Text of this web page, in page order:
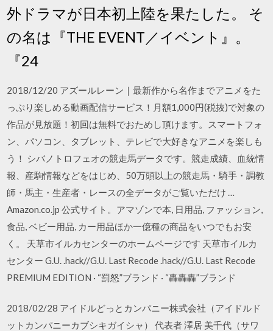
外ドラマが日本初上陸を果たした。 そ
の名は『THE EVENT／イベント』。
『24
2018/12/20 アズールレーン｜最新作から名作までアニメをた
っぷり楽しめる動画配信サービス！月額1,000円(税抜)で対象の
作品が見放題！初回は無料でおためし頂けます。スマートフォ
ン、パソコン、タブレット、テレビで大好きなアニメを楽しも
う！ シバノトロフェオの競走馬データです。競走成績、血統情
報、産駒情報などをはじめ、50万頭以上の競走馬・騎手・調教
師・馬主・生産者・レースの全データがご覧いただけ …
Amazon.co.jp 公式サイト。アマゾンで本, 日用品, ファッション,
食品, ベビー用品, カー用品ほか一億種の商品をいつでもお安
く。 天草市イルカセンターのホームページです 天草市イルカ
センター G.U. .hack//G.U. Last Recode .hack//G.U. Last Recode
PREMIUM EDITION · “罰怒”ブランド · “轟轟轟”ブランド
2018/02/28 アイドルどっとカンパニー株式会社（アイドルド
ットカンパニーカブシキガイシャ） 代表者 澤居 美千代（サワ